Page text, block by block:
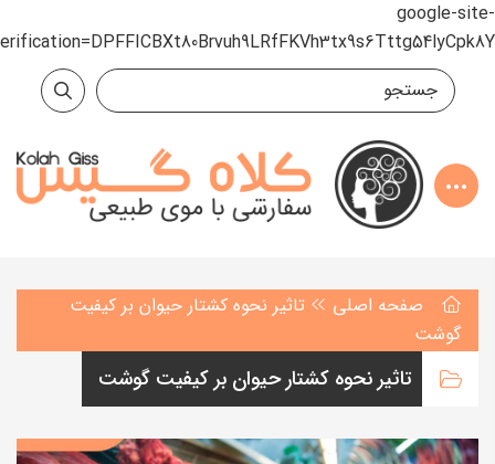
google-site-
صفحه اصلی
تاثیر نحوه کشتار حیوان بر کیفیت
گوشت
تاثیر نحوه کشتار حیوان بر کیفیت گوشت